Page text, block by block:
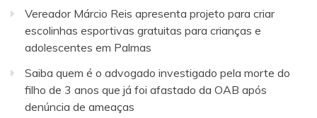
Vereador Márcio Reis apresenta projeto para criar
escolinhas esportivas gratuitas para crianças e
adolescentes em Palmas
Saiba quem é o advogado investigado pela morte do
filho de 3 anos que já foi afastado da OAB após
denúncia de ameaças